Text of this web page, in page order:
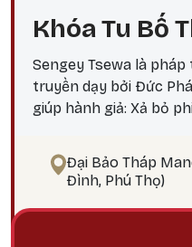
Khóa Tu Bố
Sengey Tsewa là
truyền dạy bởi Đức
giúp hành giả: Xả bỏ
điểm công đức tu tập
pháp tu Phật Bản Tôn
Đại Bảo Tháp
Đình, Phú Thọ)